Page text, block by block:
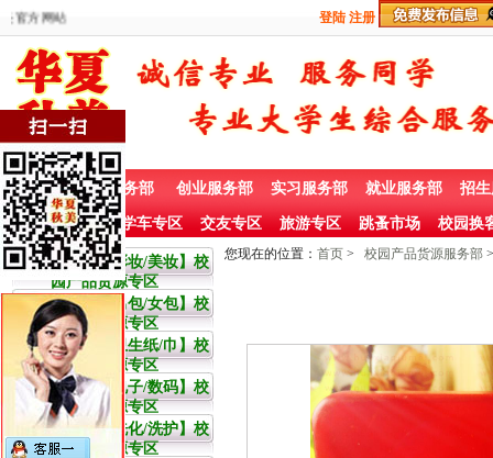
方网站 登陆 注册
首 页 兼职服务部 创业服务部 实习服务部 就业服务部 招
社团赞助专栏 学车专区 交友专区 旅游专区 跳蚤市场 校园换
大学生【彩妆/美妆】校
园产品货源专区
大学生【男包/女包】校
园产品货源专区
大学生【卫生纸/巾】校
园产品货源专区
大学生【电子/数码】校
园产品货源专区
大学生【洗化/洗护】校
园产品货源专区
您现在的位置： 首页 > 校园产品货源服务部